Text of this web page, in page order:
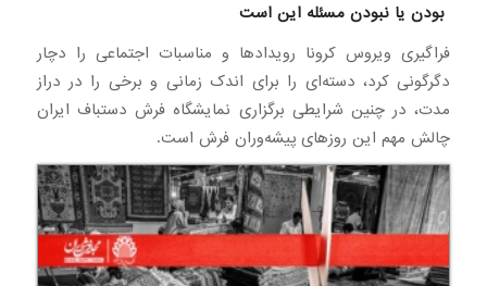
بودن یا نبودن مسئله این است
فراگیری ویروس کرونا رویدادها و مناسبات اجتماعی را دچار
دگرگونی کرد، دسته‌ای را برای اندک زمانی و برخی را در دراز
مدت، در چنین شرایطی برگزاری نمایشگاه فرش دستباف ایران
چالش مهم این روزهای پیشه‌وران فرش است.